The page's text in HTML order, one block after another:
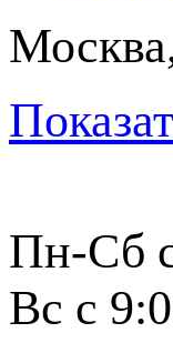
Пн-Сб
Вс с